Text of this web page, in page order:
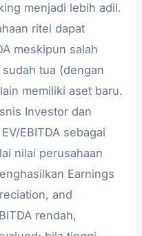
menjadi lebih adil.
ritel dapat
meskipun salah
tua (dengan
memiliki aset baru.
Investor dan
EBITDA sebagai
nilai perusahaan
Earnings
and
rendah,